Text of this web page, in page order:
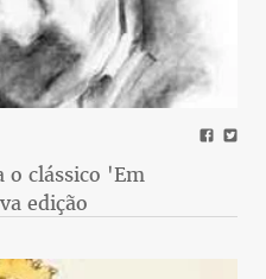
o clássico 'Em
edição